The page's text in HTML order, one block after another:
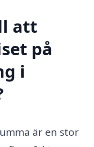
att
på
i
är en stor